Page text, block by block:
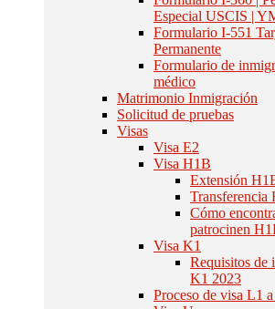
Especial USCIS |
Formulario I-551
Permanente
Formulario de
médico
Matrimonio Inmigración
Solicitud de pruebas
Visas
Visa E2
Visa H1B
Extensión
Transferencia
Cómo
patrocinen
Visa K1
Requisitos de
K1 2023
Proceso de visa L1